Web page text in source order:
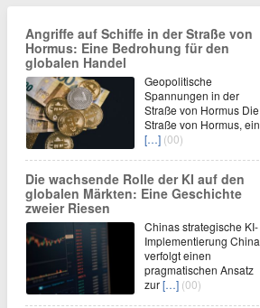
Angriffe auf Schiffe in der Straße von
Hormus: Eine Bedrohung für den
globalen Handel
Geopolitische
Spannungen in der
Straße von Hormus Die
Straße von Hormus, ein
[…] (00)
Die wachsende Rolle der KI auf den
globalen Märkten: Eine Geschichte
zweier Riesen
Chinas strategische KI-
Implementierung China
verfolgt einen
pragmatischen Ansatz
zur[…] (00)